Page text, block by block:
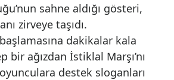
sahne aldığı gösteri,
zirveye taşıdı.
dakikalar kala
bir ağızdan İstiklal Marşı’nı
destek sloganları